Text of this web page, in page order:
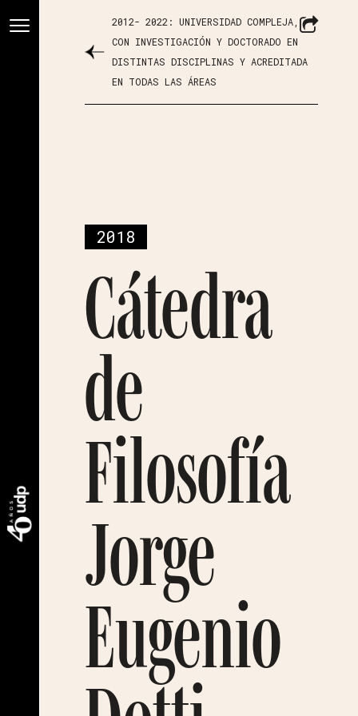
2012- 2022: UNIVERSIDAD COMPLEJA,
CON INVESTIGACIÓN Y DOCTORADO EN
DISTINTAS DISCIPLINAS Y ACREDITADA
EN TODAS LAS ÁREAS
2018
Cátedra
de
Filosofía
Jorge
Eugenio